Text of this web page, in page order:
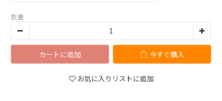
数量
カートに追加 今すぐ購入
お気に入りリストに追加